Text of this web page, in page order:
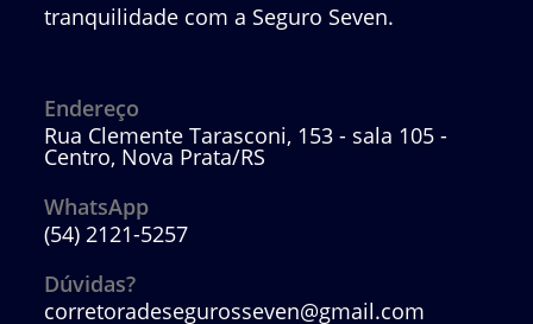
tranquilidade com a Seguro Seven.
Endereço
Rua Clemente Tarasconi, 153 - sala 105 -
Centro, Nova Prata/RS
WhatsApp
(54) 2121-5257
em
seu
Dúvidas?
corretoradesegurosseven@gmail.com